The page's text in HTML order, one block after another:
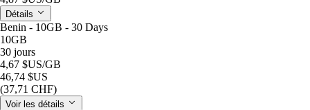
Détails
Benin - 10GB - 30 Days
10GB
30 jours
4,67 $US/GB
46,74 $US
(37,71 CHF)
Voir les détails